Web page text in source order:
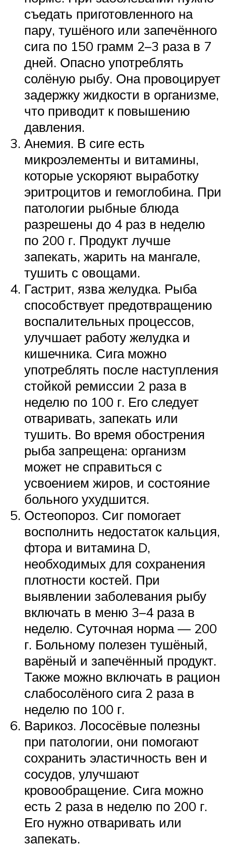
съедать приготовленного на
пару, тушёного или запечённого
сига по 150 грамм 2–3 раза в 7
дней. Опасно употреблять
солёную рыбу. Она провоцирует
задержку жидкости в организме,
что приводит к повышению
давления.
Анемия. В сиге есть
микроэлементы и витамины,
которые ускоряют выработку
эритроцитов и гемоглобина. При
патологии рыбные блюда
разрешены до 4 раз в неделю
по 200 г. Продукт лучше
запекать, жарить на мангале,
тушить с овощами.
Гастрит, язва желудка. Рыба
способствует предотвращению
воспалительных процессов,
улучшает работу желудка и
кишечника. Сига можно
употреблять после наступления
стойкой ремиссии 2 раза в
неделю по 100 г. Его следует
отваривать, запекать или
тушить. Во время обострения
рыба запрещена: организм
может не справиться с
усвоением жиров, и состояние
больного ухудшится.
Остеопороз. Сиг помогает
восполнить недостаток кальция,
фтора и витамина D,
необходимых для сохранения
плотности костей. При
выявлении заболевания рыбу
включать в меню 3–4 раза в
неделю. Суточная норма — 200
г. Больному полезен тушёный,
варёный и запечённый продукт.
Также можно включать в рацион
слабосолёного сига 2 раза в
неделю по 100 г.
Варикоз. Лососёвые полезны
при патологии, они помогают
сохранить эластичность вен и
сосудов, улучшают
кровообращение. Сига можно
есть 2 раза в неделю по 200 г.
Его нужно отваривать или
запекать.